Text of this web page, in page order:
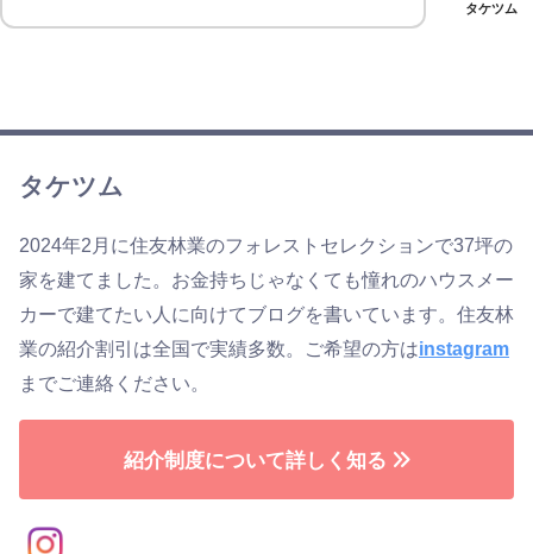
タケツム
タケツム
2024年2月に住友林業のフォレストセレクションで37坪の
家を建てました。お金持ちじゃなくても憧れのハウスメー
カーで建てたい人に向けてブログを書いています。住友林
業の紹介割引は全国で実績多数。ご希望の方はinstagram
までご連絡ください。
紹介制度について詳しく知る